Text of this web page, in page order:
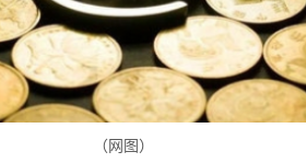
（网图）